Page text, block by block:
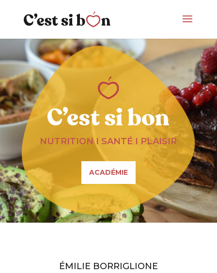
C’est si bon
NUTRITION I SANTÉ I PLAISIR
ACADÉMIE
ÉMILIE BORRIGLIONE